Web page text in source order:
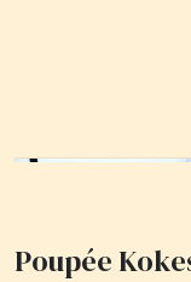
Poupée